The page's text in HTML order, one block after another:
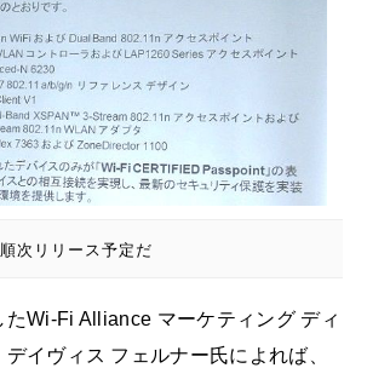
次リリース予定だ
たWi-Fi Alliance マーケティング ディ
イヴィス フェルナー氏によれば、